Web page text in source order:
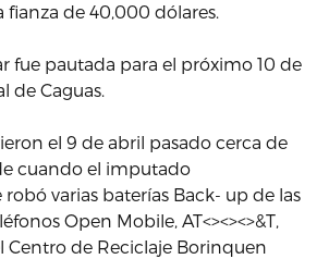
fianza de 40,000 dólares.
fue pautada para el próximo 10 de
de Caguas.
el 9 de abril pasado cerca de
cuando el imputado
varias baterías Back- up de las
Open Mobile, AT<><><>&T,
Centro de Reciclaje Borinquen